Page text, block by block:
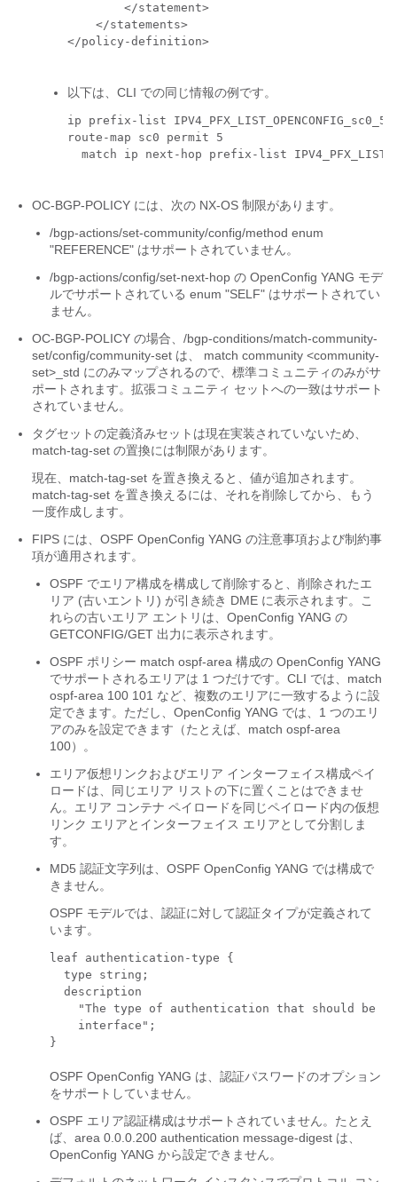
        </statement>
    </statements>
</policy-definition>
以下は、CLI での同じ情報の例です。
ip prefix-list
route-map sc0 permit 5
match ip next-hop prefix-list
OC-BGP-POLICY には、次の NX-OS 制限があります。
/bgp-actions/set-community/config/method enum
"REFERENCE" はサポートされていません。
/bgp-actions/config/set-next-hop の OpenConfig YANG モデ
ルでサポートされている enum "SELF" はサポートされてい
ません。
OC-BGP-POLICY の場合、 /bgp-conditions/match-community-
set/config/community-set は、 match community <community-
set>_std にのみマップされるので、標準コミュニティのみがサ
ポートされます。拡張コミュニティ セットへの一致はサポート
されていません。
タグセットの定義済みセットは現在実装されていないため、
match-tag-set の置換には制限があります。
現在、 match-tag-set を置き換えると、値が追加されます。
match-tag-set を置き換えるには、それを削除してから、もう
一度作成します。
FIPS には、OSPF OpenConfig YANG の注意事項および制約事
項が適用されます。
OSPF でエリア構成を構成して削除すると、削除されたエ
リア (古いエントリ) が引き続き DME に表示されます。こ
れらの古いエリア エントリは、OpenConfig YANG の
GETCONFIG/GET 出力に表示されます。
OSPF ポリシー match ospf-area 構成の OpenConfig YANG
でサポートされるエリアは 1 つだけです。CLI では、match
ospf-area 100 101 など、複数のエリアに一致するように設
定できます。 ただし、OpenConfig YANG では、1 つのエリ
アのみを設定できます（たとえば、 match ospf-area
100）。
エリア仮想リンクおよびエリア インターフェイス構成ペイ
ロードは、同じエリア リストの下に置くことはできませ
ん。エリア コンテナ ペイロードを同じペイロード内の仮想
リンク エリアとインターフェイス エリアとして分割しま
す。
MD5 認証文字列は、OSPF OpenConfig YANG では構成で
きません。
OSPF モデルでは、認証に対して認証タイプが定義されて
います。
leaf authentication-type {
  type string;
  description
"The type of authentication that should be
    interface";
OSPF OpenConfig YANG は、認証パスワードのオプション
をサポートしていません。
OSPF エリア認証構成はサポートされていません。たとえ
ば、 area 0.0.0.200 authentication message-digest は、
OpenConfig YANG から設定できません。